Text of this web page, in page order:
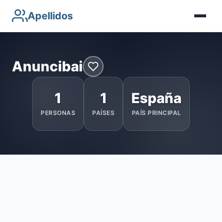
Apellidos
Anuncibai
1
PERSONAS
1
PAÍSES
España
PAÍS PRINCIPAL